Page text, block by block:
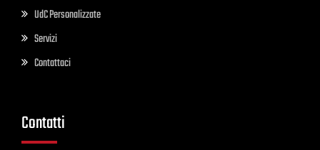
UdC Personalizzate
Servizi
Contattaci
Contatti